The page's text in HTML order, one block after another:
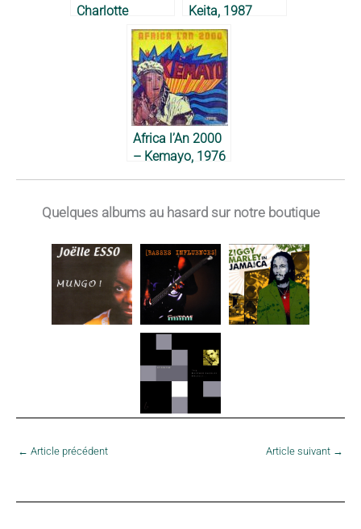
Charlotte
Mbango, 1987
Keita, 1987
Africa l’An 2000
– Kemayo, 1976
Quelques albums au hasard sur notre boutique
← Article précédent Article suivant →